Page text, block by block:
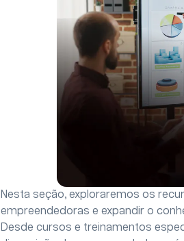
Nesta seção, exploraremos os
empreendedoras e expandir o
Desde cursos e treinamentos